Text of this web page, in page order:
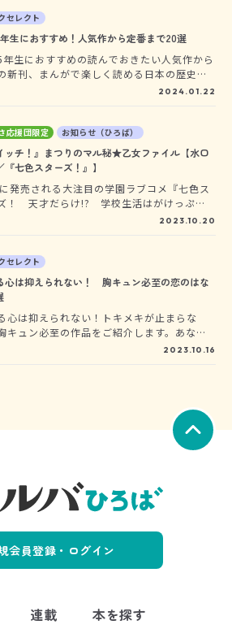
セレクト
生におすすめ！人気作から定番まで20選
年生におすすめの読んでおきたい人気作から
新刊、まんがで楽しく読める日本の歴史な
押さえておくべき作品をご紹介します。ぜひ
2024.01.22
応援団限定 お知らせ（ひろば）
ッチ！』まつりのマル秘★乙女ファイル【水口
『七色スターズ！』】
発売される大注目の学園ラブコメ『七色ス
！ 天才だらけ!? 学校生活はがけっぷ
』。主人公・水口落葉さんのすばらしさを、
2023.10.20
セレクト
心は抑えられない！ 胸キュン必至の恋のはな
心は抑えられない！トキメキが止まらな
キュン必至の作品をご紹介します。あなた
んな恋をしてみたいですか？ ぜひお気に入
2023.10.16
会員登録・ログイン
連載
本を探す